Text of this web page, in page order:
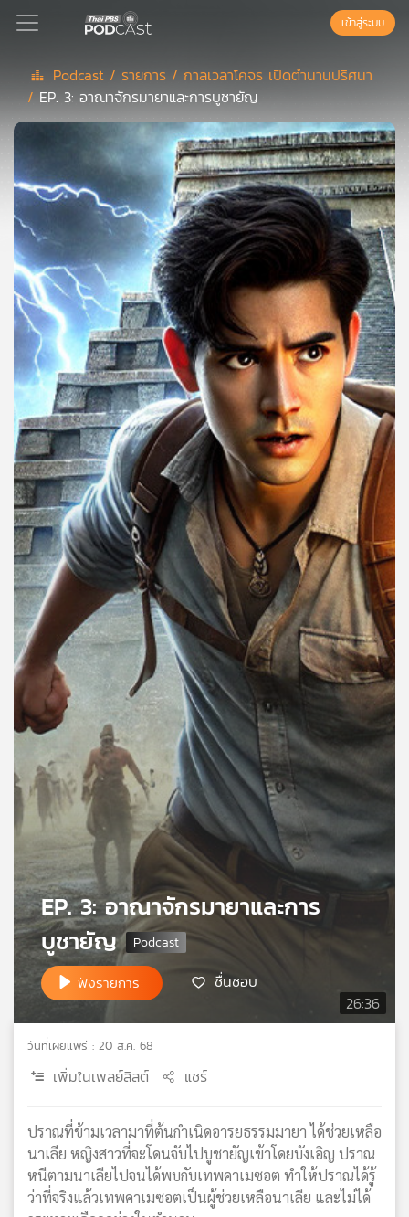
Podcast
เพล
ย์
ลิ
สต์
แนะนำ
เพล
สต์
ของ
คุณ
เพลง
บทความ
ข่าว
และ
กิจกรรม
เกี่ยว
เรา
เครือ
ข่าย
วิทยุ
ไทย
พี
บี
เอส
แผนที่
วิทยุ
เครือ
เข้าสู่ระบบ
Podcast / รายการ /กาลเวลาโคจร เปิดตำนานปริศนา
/ EP. 3: อาณาจักรมายาและการบูชายัญ
26:36
EP. 3: อาณาจักรมายาและการ
บูชายัญ
ฟังรายการ ชื่นชอบ
วันที่เผยแพร่ : 20 ส.ค. 68
เพิ่มในเพลย์ลิสต์ แชร์
ปราณที่ข้ามเวลามาที่ต้นกำเนิดอารยธรรมมายา ได้ช่วยเหลือ
นาเลีย หญิงสาวที่จะโดนจับไปบูชายัญเข้าโดยบังเอิญ ปราณ
หนีตามนาเลียไปจนได้พบกับเทพคาเมซอต ทำให้ปราณได้รู้
ว่าที่จริงแล้วเทพคาเมซอตเป็นผู้ช่วยเหลือนาเลีย และไม่ได้